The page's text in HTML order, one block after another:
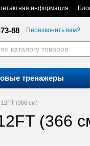
информация
88 Перезвонить вам?
тренажеры
12FT (366 см)
(366